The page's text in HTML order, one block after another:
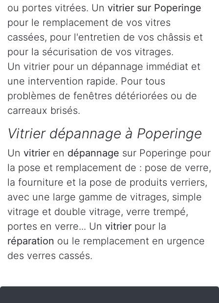
ou portes vitrées. Un vitrier sur Poperinge
pour le remplacement de vos vitres
cassées, pour l'entretien de vos châssis et
pour la sécurisation de vos vitrages.
Un vitrier pour un dépannage immédiat et
une intervention rapide. Pour tous
problèmes de fenêtres détériorées ou de
carreaux brisés.
Vitrier dépannage à Poperinge
Un vitrier en dépannage sur Poperinge pour
la pose et remplacement de : pose de verre,
la fourniture et la pose de produits verriers,
avec une large gamme de vitrages, simple
vitrage et double vitrage, verre trempé,
portes en verre... Un vitrier pour la
réparation ou le remplacement en urgence
des verres cassés.